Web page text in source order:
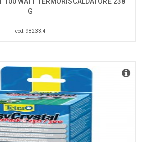
G
cod. 98233.4